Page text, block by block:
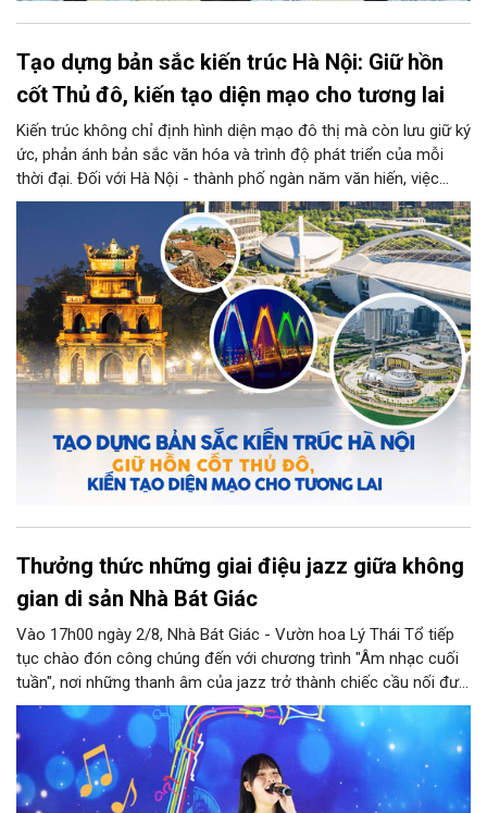
Tạo dựng bản sắc kiến trúc Hà Nội: Giữ hồn
cốt Thủ đô, kiến tạo diện mạo cho tương lai
Kiến trúc không chỉ định hình diện mạo đô thị mà còn lưu giữ ký
ức, phản ánh bản sắc văn hóa và trình độ phát triển của mỗi
thời đại. Đối với Hà Nội - thành phố ngàn năm văn hiến, việc
kiến tạo những công trình mới hài hòa với không gian lịch sử,
đồng thời phát huy vai trò của đội ngũ kiến trúc sư trong bảo
tồn và sáng tạo, là yêu cầu quan trọng để xây dựng Thủ đô
"Văn hiến - Văn minh - Hiện đại", đáp ứng yêu cầu phát triển
trong thời kỳ mới.
Thưởng thức những giai điệu jazz giữa không
gian di sản Nhà Bát Giác
Vào 17h00 ngày 2/8, Nhà Bát Giác - Vườn hoa Lý Thái Tổ tiếp
tục chào đón công chúng đến với chương trình "Âm nhạc cuối
tuần", nơi những thanh âm của jazz trở thành chiếc cầu nối đưa
nhiều nền văn hóa gặp gỡ trong không gian di sản giữa lòng Thủ
đô. Từ những tác phẩm kinh điển của thế giới đến những giai
điệu Việt Nam đậm chất tự sự, chương trình mở ra một hành
trình thưởng thức âm nhạc đa tầng cảm xúc, góp phần bồi đắp
diện mạo văn hóa của Hà Nội - Thành phố sáng tạo.